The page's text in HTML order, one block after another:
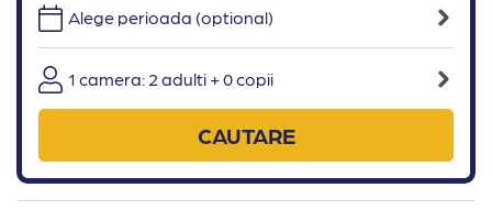
Alege perioada (optional)
1 camera: 2 adulti + 0 copii
CAUTARE